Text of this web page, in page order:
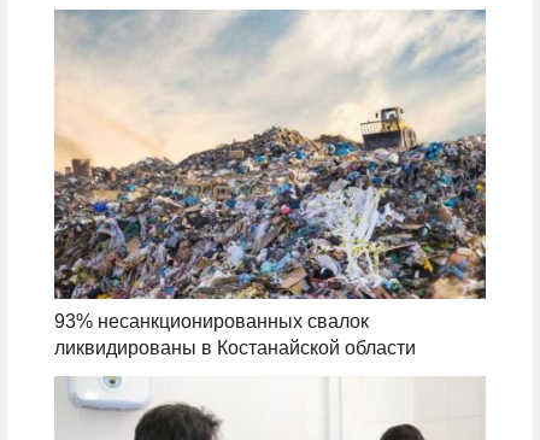
93% несанкционированных свалок
ликвидированы в Костанайской области